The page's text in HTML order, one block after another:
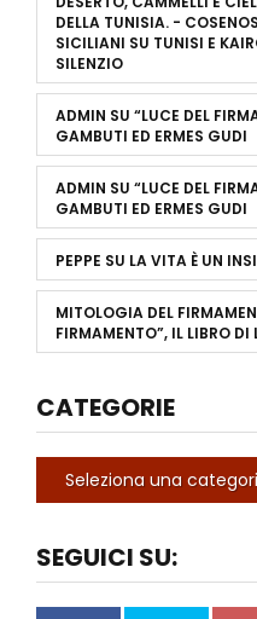
DELLA TUNISIA. -
SICILIANI SU TUNISI E
SILENZIO
ADMIN SU “LUCE DEL
GAMBUTI ED ERMES GUDI
ADMIN SU “LUCE DEL
GAMBUTI ED ERMES GUDI
PEPPE SU LA VITA È UN
MITOLOGIA DEL
FIRMAMENTO”, IL LIBRO
CATEGORIE
SEGUICI SU: